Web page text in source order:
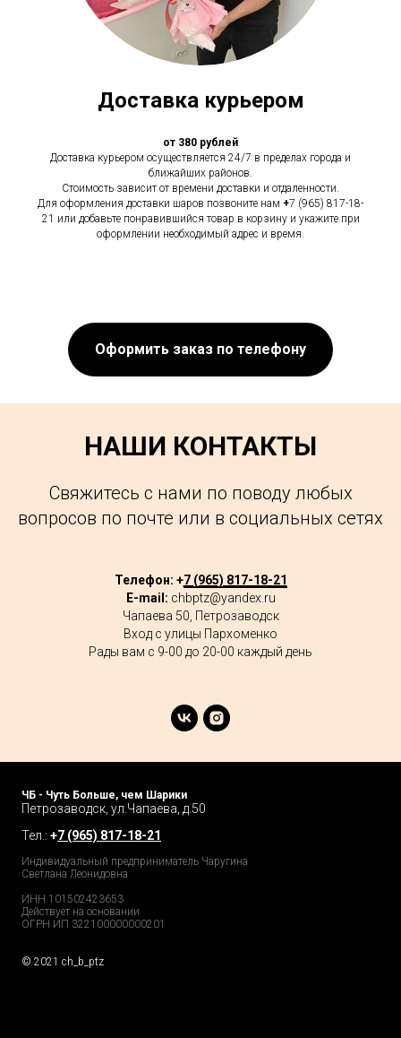
Доставка курьером
от 380 рублей
Доставка курьером осуществляется 24/7 в пределах города и
ближайших районов.
Стоимость зависит от времени доставки и отдаленности.
Для оформления доставки шаров позвоните нам +7 (965) 817-18-
21 или добавьте понравившийся товар в корзину и укажите при
оформлении необходимый адрес и время.
Оформить заказ по телефону
НАШИ КОНТАКТЫ
Свяжитесь с нами по поводу любых
вопросов по почте или в социальных сетях
Телефон: +7 (965) 817-18-21
E-mail: chbptz@yandex.ru
Чапаева 50, Петрозаводск
Вход с улицы Пархоменко
Рады вам с 9-00 до 20-00 каждый день
ЧБ - Чуть Больше, чем Шарики
Петрозаводск, ул.Чапаева, д.50
Тел.: +7 (965) 817-18-21
Индивидуальный предприниматель Чаругина
Светлана Леонидовна
ИНН 101502423653
Действует на основании
ОГРН ИП 322100000000201
© 2021 ch_b_ptz